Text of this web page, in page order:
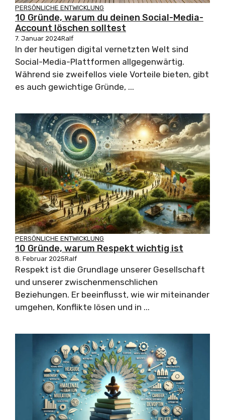
PERSÖNLICHE ENTWICKLUNG
10 Gründe, warum du deinen Social-Media-
Account löschen solltest
7. Januar 2024Ralf
In der heutigen digital vernetzten Welt sind
Social-Media-Plattformen allgegenwärtig.
Während sie zweifellos viele Vorteile bieten, gibt
es auch gewichtige Gründe, ...
PERSÖNLICHE ENTWICKLUNG
10 Gründe, warum Respekt wichtig ist
8. Februar 2025Ralf
Respekt ist die Grundlage unserer Gesellschaft
und unserer zwischenmenschlichen
Beziehungen. Er beeinflusst, wie wir miteinander
umgehen, Konflikte lösen und in ...